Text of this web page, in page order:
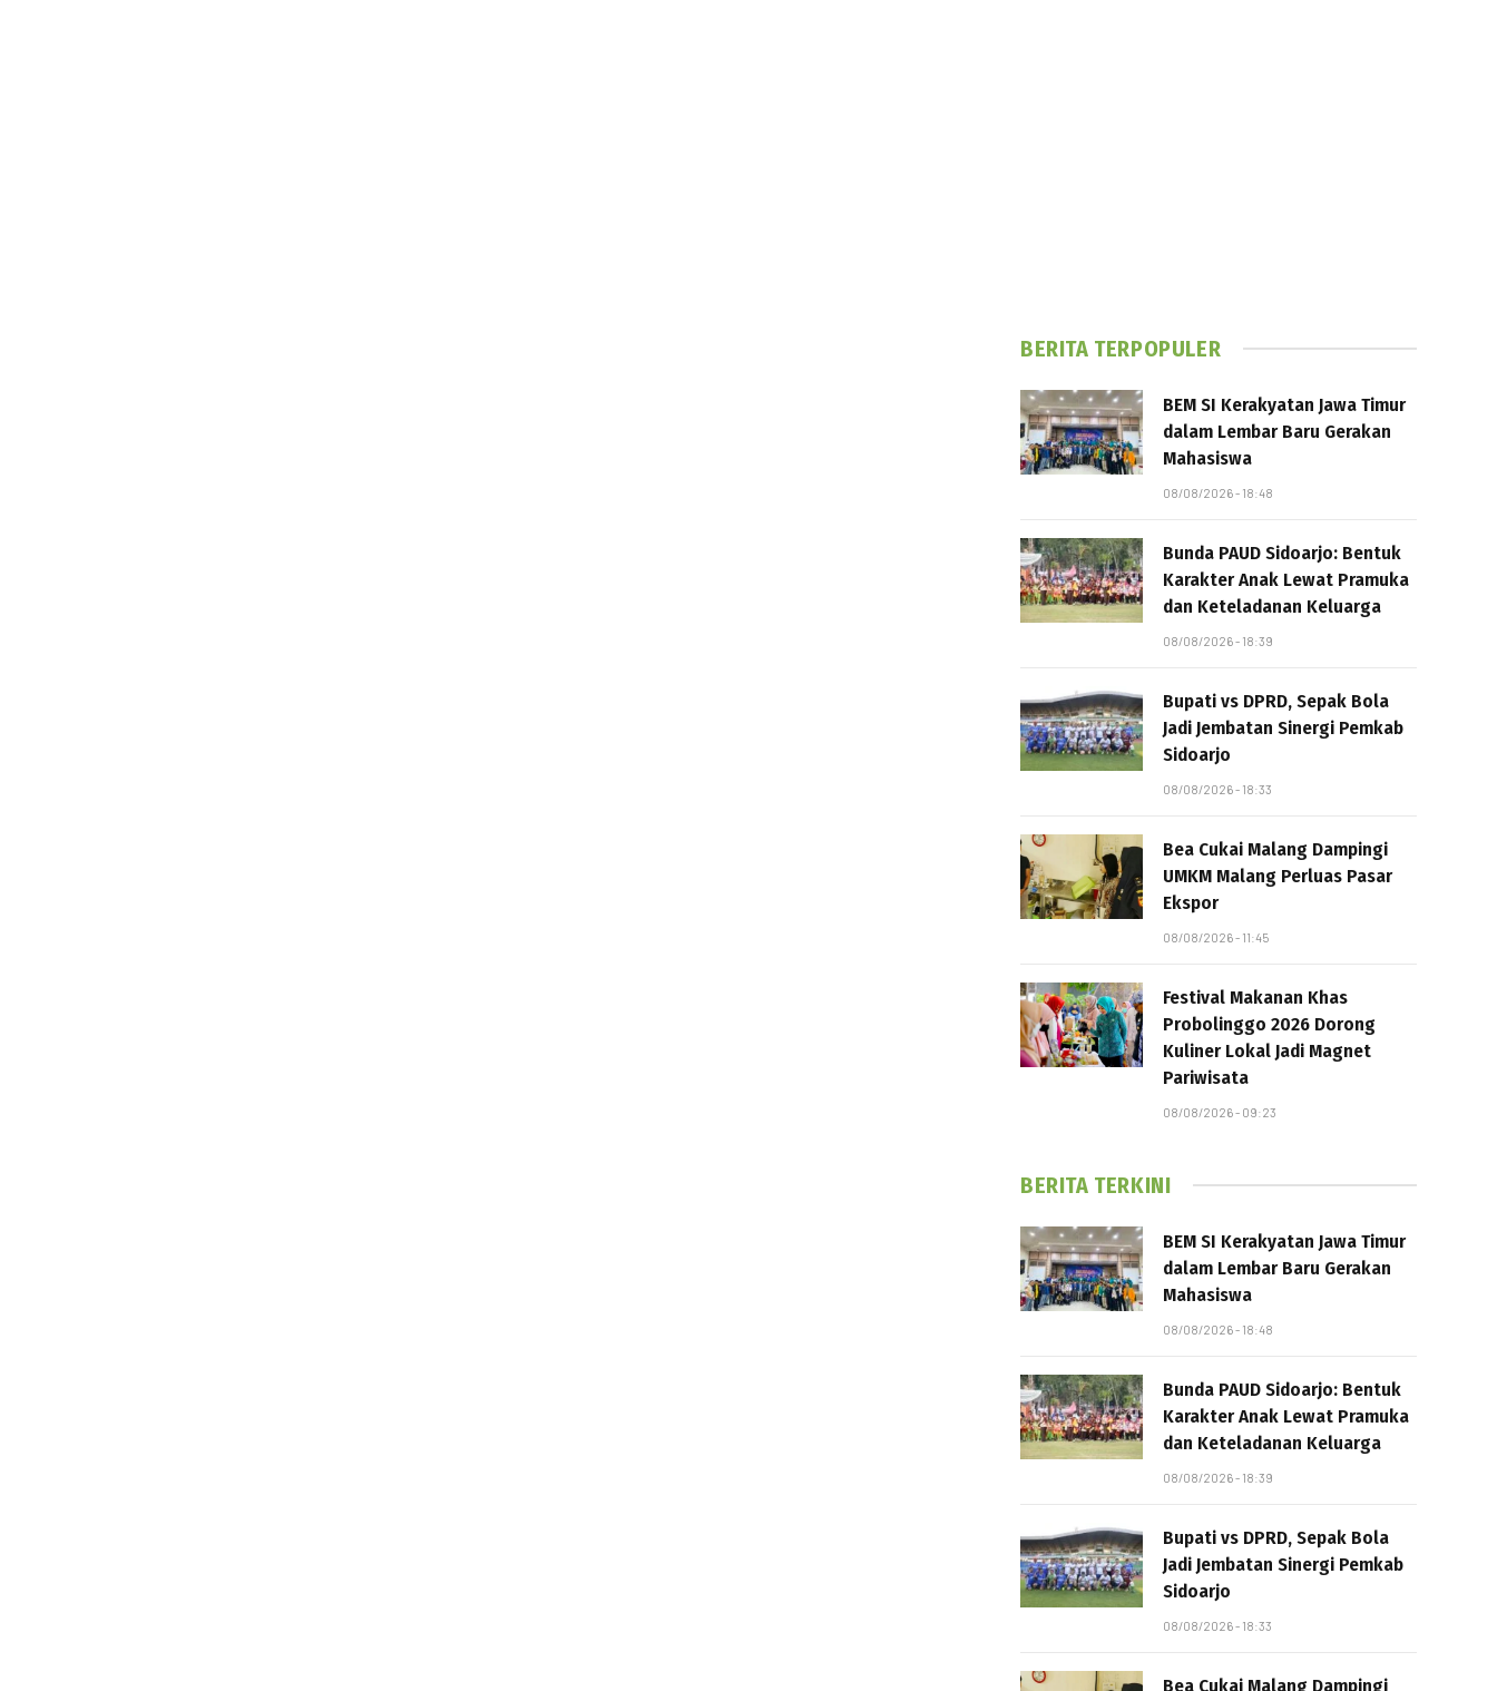
BERITA TERPOPULER
BEM SI Kerakyatan Jawa Timur
dalam Lembar Baru Gerakan
Mahasiswa
08/08/2026 - 18:48
Bunda PAUD Sidoarjo: Bentuk
Karakter Anak Lewat Pramuka
dan Keteladanan Keluarga
08/08/2026 - 18:39
Bupati vs DPRD, Sepak Bola
Jadi Jembatan Sinergi Pemkab
Sidoarjo
08/08/2026 - 18:33
Bea Cukai Malang Dampingi
UMKM Malang Perluas Pasar
Ekspor
08/08/2026 - 11:45
Festival Makanan Khas
Probolinggo 2026 Dorong
Kuliner Lokal Jadi Magnet
Pariwisata
08/08/2026 - 09:23
BERITA TERKINI
BEM SI Kerakyatan Jawa Timur
dalam Lembar Baru Gerakan
Mahasiswa
08/08/2026 - 18:48
Bunda PAUD Sidoarjo: Bentuk
Karakter Anak Lewat Pramuka
dan Keteladanan Keluarga
08/08/2026 - 18:39
Bupati vs DPRD, Sepak Bola
Jadi Jembatan Sinergi Pemkab
Sidoarjo
08/08/2026 - 18:33
Bea Cukai Malang Dampingi